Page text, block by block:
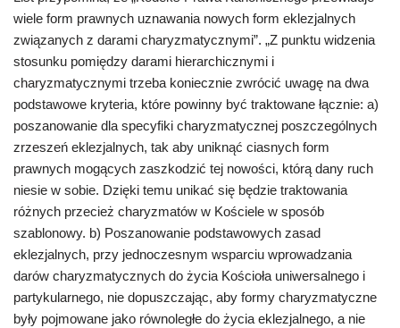
wiele form prawnych uznawania nowych form eklezjalnych
związanych z darami charyzmatycznymi”. „Z punktu widzenia
stosunku pomiędzy darami hierarchicznymi i
charyzmatycznymi trzeba koniecznie zwrócić uwagę na dwa
podstawowe kryteria, które powinny być traktowane łącznie: a)
poszanowanie dla specyfiki charyzmatycznej poszczególnych
zrzeszeń eklezjalnych, tak aby uniknąć ciasnych form
prawnych mogących zaszkodzić tej nowości, którą dany ruch
niesie w sobie. Dzięki temu unikać się będzie traktowania
różnych przecież charyzmatów w Kościele w sposób
szablonowy. b) Poszanowanie podstawowych zasad
eklezjalnych, przy jednoczesnym wsparciu wprowadzania
darów charyzmatycznych do życia Kościoła uniwersalnego i
partykularnego, nie dopuszczając, aby formy charyzmatyczne
były pojmowane jako równoległe do życia eklezjalnego, a nie